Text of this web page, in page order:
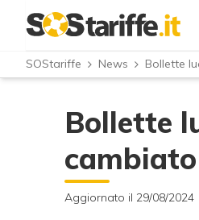
SOStariffe News Bollette
Bollette
Aggiornato il 29/08/2024